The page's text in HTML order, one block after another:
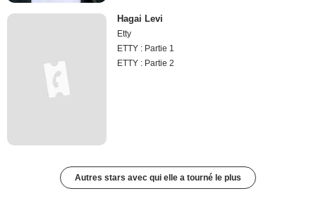
Hagai Levi
Etty
ETTY : Partie 1
ETTY : Partie 2
Autres stars avec qui elle a tourné le plus